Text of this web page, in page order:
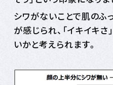
シワがないことで肌のふ
が感じられ、「イキイキ
いかと考えられます。